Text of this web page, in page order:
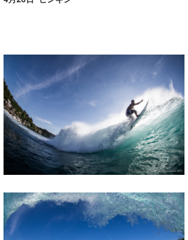
Yasunari Inoue
Yoshiyuki Obata
arukasvision
DELTA FORCE SURF
CBA Films
熊谷素子
Colors MAGAZINE
WAVAL
福島寿実子
中浦“JET”章
嵯峨明日香
進士剛光
田原啓江
植村未来
NOBUFUKU
波伝説スタッフ
☆加藤
+☆maki☆+
Aichan
chan-U
ECE
波伝説